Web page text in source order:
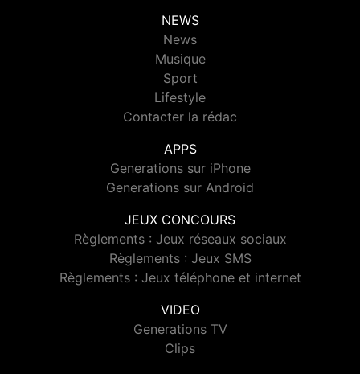
NEWS
News
Musique
Sport
Lifestyle
Contacter la rédac
APPS
Generations sur iPhone
Generations sur Android
JEUX CONCOURS
Règlements : Jeux réseaux sociaux
Règlements : Jeux SMS
Règlements : Jeux téléphone et internet
VIDEO
Generations TV
Clips